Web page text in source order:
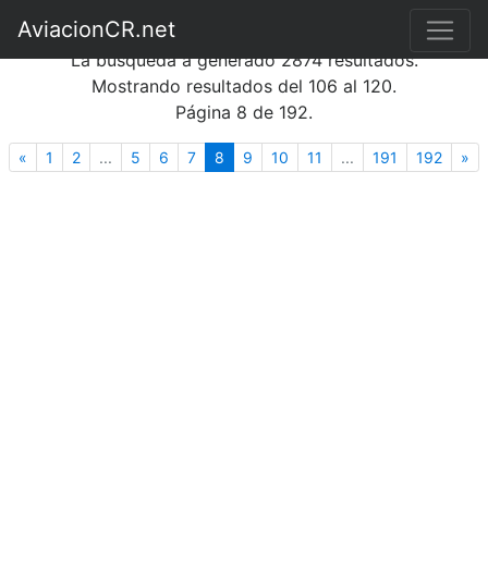
AviacionCR.net
Búsqueda de fotografías
La búsqueda a generado 2874 resultados.
Mostrando resultados del 106 al 120.
Página 8 de 192.
« Anterior
1 2 ... 5 6 7 8 (actual)
9 10 11 ... 191 192 »